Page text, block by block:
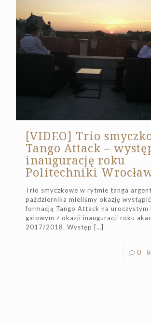
[VIDEO] Trio
Tango Attack –
inaugurację roku
Politechniki
Trio smyczkowe w rytmie tanga
października mieliśmy okazję
formacją Tango Attack na uroczystym
galowym z okazji inauguracji roku
2017/2018. Występ […]
0